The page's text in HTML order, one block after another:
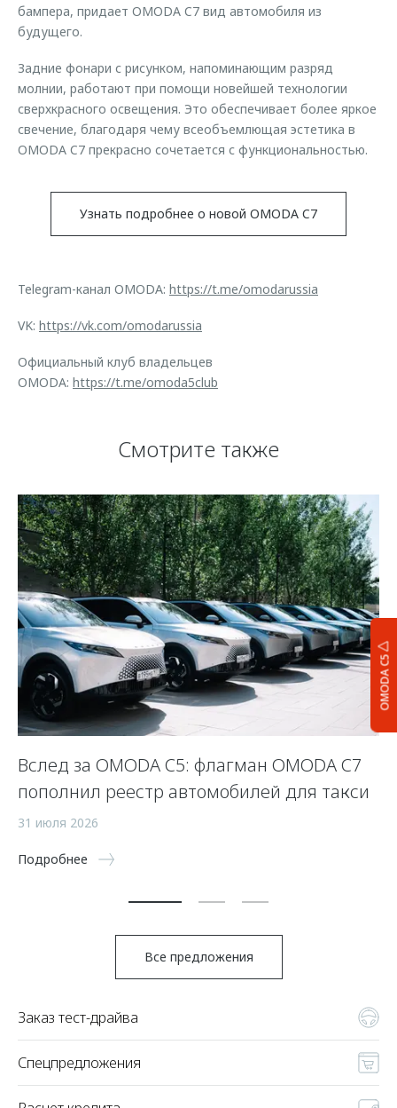
OMODA C5
бампера, придает OMODA C7 вид автомобиля из
будущего.
Задние фонари с рисунком, напоминающим разряд
молнии, работают при помощи новейшей технологии
сверхкрасного освещения. Это обеспечивает более яркое
свечение, благодаря чему всеобъемлющая эстетика в
OMODA C7 прекрасно сочетается с функциональностью.
Узнать подробнее о новой OMODA C7
Telegram-канал OMODA: https://t.me/omodarussia
VK: https://vk.com/omodarussia
Официальный клуб владельцев
OMODA: https://t.me/omoda5club
Смотрите также
Вслед за OMODA C5: флагман OMODA C7
пополнил реестр автомобилей для такси
31 июля 2026
Подробнее
Все предложения
Заказ тест-драйва
Спецпредложения